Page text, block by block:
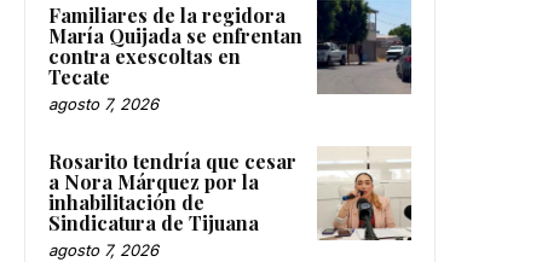
Familiares de la regidora
María Quijada se enfrentan
contra exescoltas en
Tecate
agosto 7, 2026
Rosarito tendría que cesar
a Nora Márquez por la
inhabilitación de
Sindicatura de Tijuana
agosto 7, 2026